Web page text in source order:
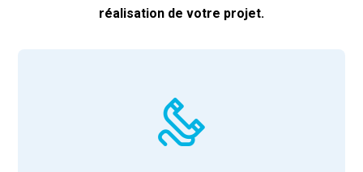
réalisation de votre projet.